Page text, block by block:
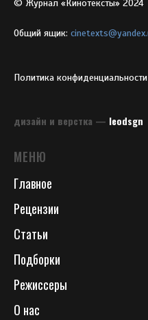
© Журнал «Кинотексты» 2024
Общий ящик:
Политика конфиденциальности
дизайн и верстка — leodsgn
МЕНЮ
Главное
Рецензии
Статьи
Подборки
Режиссеры
О нас